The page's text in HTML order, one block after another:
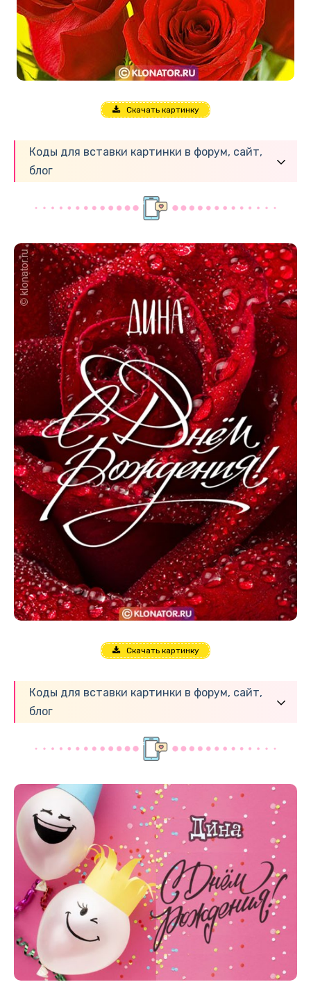
Скачать картинку
Коды для вставки картинки в форум, сайт,
блог
Скачать картинку
Коды для вставки картинки в форум, сайт,
блог